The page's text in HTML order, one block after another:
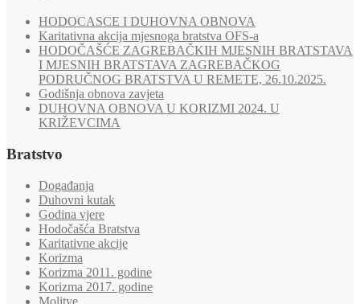
HODOCASCE I DUHOVNA OBNOVA
Karitativna akcija mjesnoga bratstva OFS-a
HODOČAŠĆE ZAGREBAČKIH MJESNIH BRATSTAVA
I MJESNIH BRATSTAVA ZAGREBAČKOG
PODRUČNOG BRATSTVA U REMETE, 26.10.2025.
Godišnja obnova zavjeta
DUHOVNA OBNOVA U KORIZMI 2024. U
KRIŽEVCIMA
Bratstvo
Događanja
Duhovni kutak
Godina vjere
Hodočašća Bratstva
Karitativne akcije
Korizma
Korizma 2011. godine
Korizma 2017. godine
Molitve